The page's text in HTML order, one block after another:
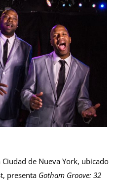
Ciudad de Nueva York, ubicado
presenta Gotham Groove: 32